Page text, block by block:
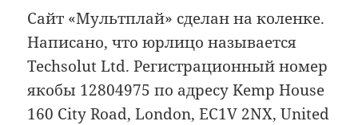
Сайт «Мультплай» сделан на коленке.
Написано, что юрлицо называется
Techsolut Ltd. Регистрационный номер
якобы 12804975 по адресу Kemp House
160 City Road, London, EC1V 2NX, United